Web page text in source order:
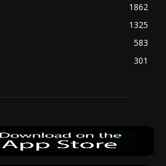
1862
1325
583
301